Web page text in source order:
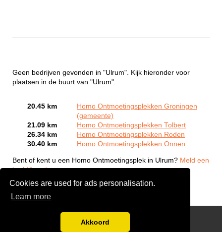
Cookies are used for ads personalisation.
Learn more
Akkoord
Geen bedrijven gevonden in "Ulrum". Kijk hieronder voor
plaatsen in de buurt van "Ulrum".
20.45 km
Homo Ontmoetingsplekken Groningen
(gemeente)
21.09 km
Homo Ontmoetingsplekken Tolbert
26.34 km
Homo Ontmoetingsplekken Roden
30.40 km
Homo Ontmoetingsplekken Onnen
Bent of kent u een Homo Ontmoetingsplek in Ulrum? Meld een
bedrijf gratis aan